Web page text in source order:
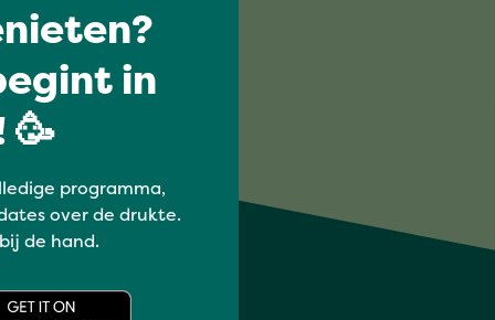
in
🥳
programma,
over de drukte.
de hand.